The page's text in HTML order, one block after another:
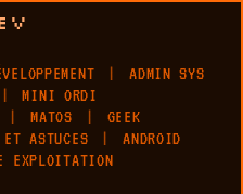
ADMIN SYS
MINI ORDI
MATOS
GEEK
ET ASTUCES
ANDROID
EXPLOITATION